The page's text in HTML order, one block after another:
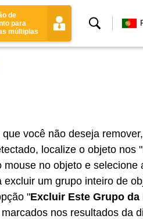
de
para
múltiplas
Buscar
você não deseja
localize o objeto nos "
no objeto e selecione
um grupo inteiro de
"Excluir Este Grupo da
nos resultados da